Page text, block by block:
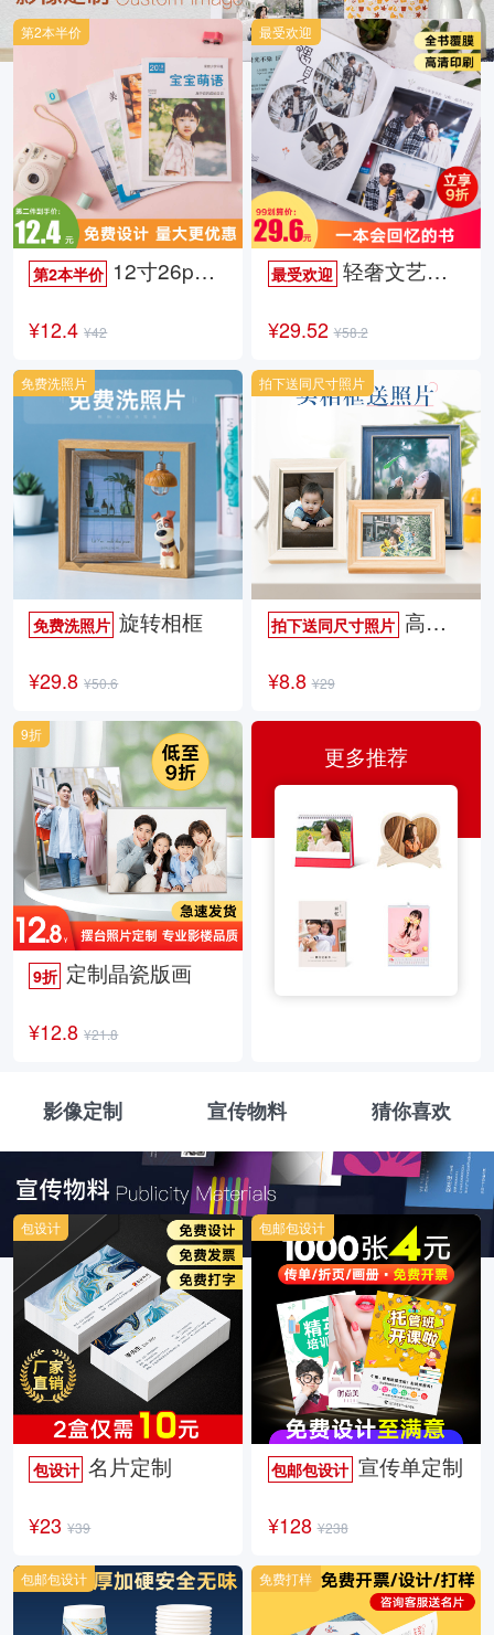
第2本半价 12寸26p时尚杂志册
¥12.4 ¥42
第2本半价
最受欢迎 轻奢文艺照片书
¥29.52 ¥58.2
最受欢迎
免费洗照片 旋转相框
¥29.8 ¥50.6
免费洗照片
拍下送同尺寸照片高档欧式相框
¥8.8 ¥29
拍下送同尺寸照片
9折 定制晶瓷版画
¥12.8 ¥21.8
9折
更多推荐
影像定制 宣传物料 猜你喜欢
包设计 名片定制
¥23 ¥39
包设计
包邮包设计宣传单定制
¥128 ¥238
包邮包设计
包邮包设计 免费打样